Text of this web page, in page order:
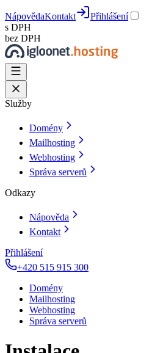
NápovědaKontakt
Přihlášení
s DPH
bez DPH
Služby
Domény
Mailhosting
Webhosting
Správa serverů
Odkazy
Nápověda
Kontakt
Přihlášení
+420 515 915 300
Domény
Mailhosting
Webhosting
Správa serverů